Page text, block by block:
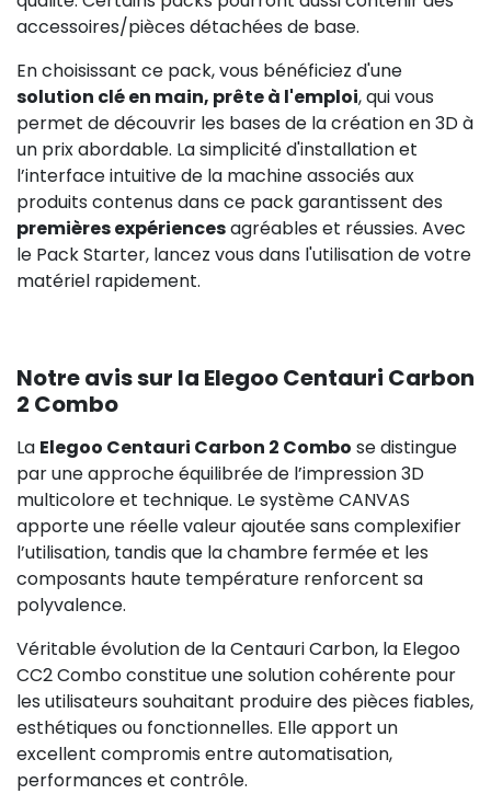
accessoires/pièces détachées de base.
En choisissant ce pack, vous bénéficiez d'une
solution clé en main, prête à l'emploi, qui vous
permet de découvrir les bases de la création en 3D à
un prix abordable. La simplicité d'installation et
l’interface intuitive de la machine associés aux
produits contenus dans ce pack garantissent des
premières expériencesagréables et réussies. Avec
le Pack Starter, lancez vous dans l'utilisation de votre
matériel rapidement.
Notre avis sur la Elegoo Centauri Carbon
2 Combo
La Elegoo Centauri Carbon 2 Combo se distingue
par une approche équilibrée de l’impression 3D
multicolore et technique. Le système CANVAS
apporte une réelle valeur ajoutée sans complexifier
l’utilisation, tandis que la chambre fermée et les
composants haute température renforcent sa
polyvalence.
Véritable évolution de la Centauri Carbon, la Elegoo
CC2 Combo constitue une solution cohérente pour
les utilisateurs souhaitant produire des pièces fiables,
esthétiques ou fonctionnelles. Elle apport un
excellent compromis entre automatisation,
performances et contrôle.